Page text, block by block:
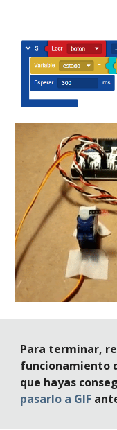
Para terminar,
funcionamiento
pasarlo a GIF